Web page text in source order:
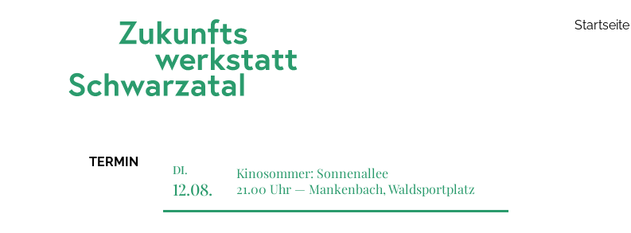
Startseite
TERMIN
DI.
12.08.
Kinosommer: Sonnenallee
21.00 Uhr — Mankenbach, Waldsportplatz